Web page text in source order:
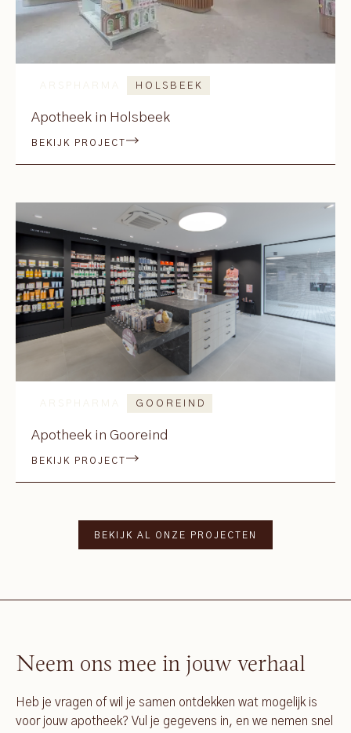
ARSPHARMA HOLSBEEK
Apotheek in Holsbeek
BEKIJK PROJECT
ARSPHARMA GOOREIND
Apotheek in Gooreind
BEKIJK PROJECT
BEKIJK AL ONZE PROJECTEN
Neem ons mee in jouw verhaal
Heb je vragen of wil je samen ontdekken wat mogelijk is
voor jouw apotheek? Vul je gegevens in, en we nemen snel